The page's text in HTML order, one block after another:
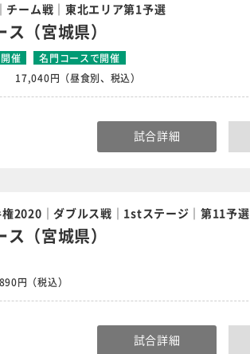
チーム戦｜東北エリア第1予選
（宮城県）
催 名門コースで開催
17,040円（昼食別、税込）
試合詳細
2020｜ダブルス戦｜1stステージ｜第11予選
（宮城県）
円（税込）
試合詳細